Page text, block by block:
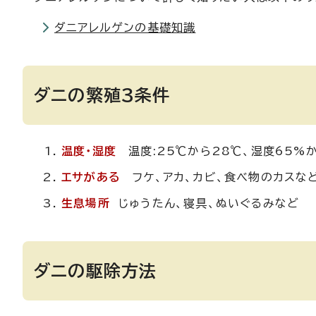
ダニアレルゲンの基礎知識
ダニの繁殖3条件
温度・湿度 温度:25℃から28℃、湿度65%
エサがある フケ、アカ、カビ、食べ物のカスな
生息場所 じゅうたん、寝具、ぬいぐるみなど
ダニの駆除方法